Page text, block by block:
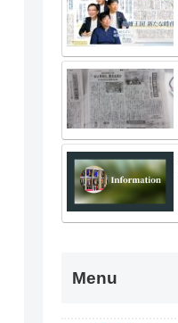
Menu